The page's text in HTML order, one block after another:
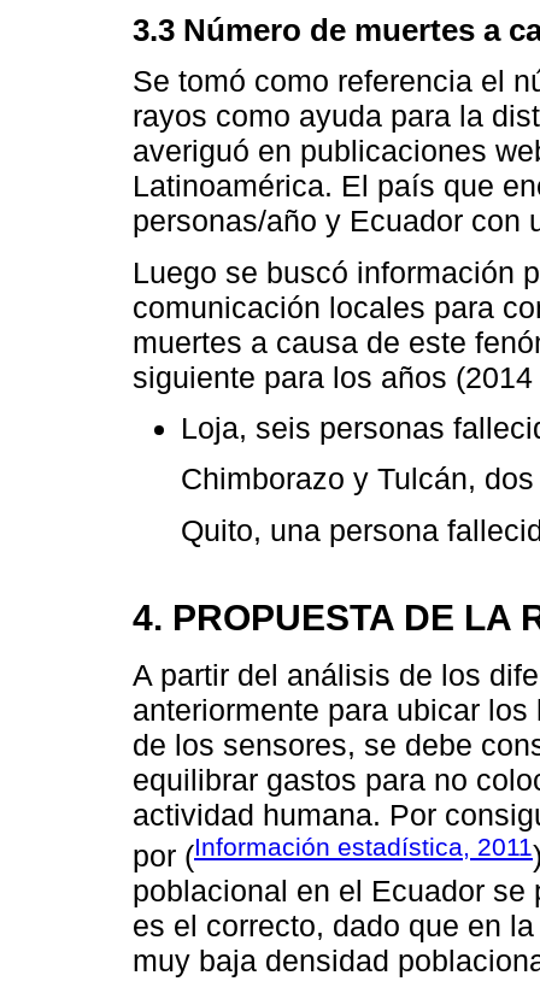
3.3 Número de muertes a
Se tomó como referencia el
rayos como ayuda para la
averiguó en publicaciones
Latinoamérica. El país que
personas/año y Ecuador con
Luego se buscó información
comunicación locales para
muertes a causa de este
siguiente para los años
Loja, seis personas
Chimborazo y Tulcán,
Quito, una persona
4. PROPUESTA DE LA
A partir del análisis de los
anteriormente para ubicar
de los sensores, se debe
equilibrar gastos para no
actividad humana. Por
por (Información estadística, 2011
poblacional en el Ecuador
es el correcto, dado que en
muy baja densidad